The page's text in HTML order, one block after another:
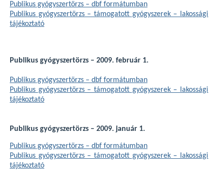
Publikus gyógyszertörzs – dbf formátumban
Publikus gyógyszertörzs – támogatott gyógyszerek – lakossági
tájékoztató
Publikus gyógyszertörzs – 2009. február 1.
Publikus gyógyszertörzs – dbf formátumban
Publikus gyógyszertörzs – támogatott gyógyszerek – lakossági
tájékoztató
Publikus gyógyszertörzs – 2009. január 1.
Publikus gyógyszertörzs – dbf formátumban
Publikus gyógyszertörzs – támogatott gyógyszerek – lakossági
tájékoztató